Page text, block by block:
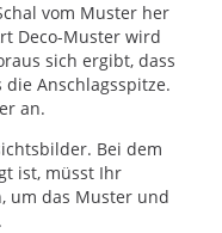
vom Muster her
Deco-Muster wird
sich ergibt, dass
Anschlagsspitze.
an.
Bei dem
ist, müsst Ihr
um das Muster und